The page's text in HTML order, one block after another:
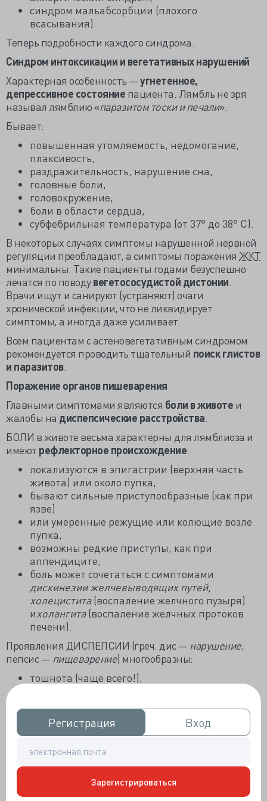
Регистрация
Регистрация Вход
Вход
Зарегистрироваться
синдром мальабсорбции (плохого
всасывания).
Теперь подробности каждого синдрома.
Синдром интоксикации и вегетативных нарушений
Характерная особенность —угнетенное,
депрессивное состояние пациента. Лямбль не зря
называл лямблию «паразитом тоски и печали».
Бывает:
повышенная утомляемость, недомогание,
плаксивость,
раздражительность, нарушение сна,
головные боли,
головокружение,
боли в области сердца,
субфебрильная температура (от 37° до 38° С).
В некоторых случаях симптомы нарушенной нервной
регуляции преобладают, а симптомы поражения ЖКТ
минимальны. Такие пациенты годами безуспешно
лечатся по поводувегетососудистой дистонии
Врачи ищут и санируют (устраняют) очаги
хронической инфекции, что не ликвидирует
симптомы, а иногда даже усиливает.
Всем пациентам с астеновегетативным синдромом
рекомендуется проводить тщательный поиск глистов
и паразитов.
Поражение органов пишеварения
Главными симптомами являются боли в животе и
жалобы на диспепсические расстройства
БОЛИ в животе весьма характерны для лямблиоза и
имеют рефлекторное происхождение:
локализуются в эпигастрии (верхняя часть
живота) или около пупка,
бывают сильные приступообразные (как при
язве)
или умеренные режущие или колющие возле
пупка,
возможны редкие приступы, как при
аппендиците,
боль может сочетаться с симптомами
дискинезии желчевыводящих путей,
холецистита(воспаление желчного пузыря)
ихолангита(воспаление желчных протоков
печени).
Проявления ДИСПЕПСИИ (греч. дис — нарушение,
пепсис — пищеварение) многообразны:
тошнота (чаще всего!),
горечь во рту (это типичный симптом при
болезнях желчного пузыря),
метеоризм (повышенное газообразование в
животе),
диарея (у 50-75%),
кашицеобразный кал со слизью,